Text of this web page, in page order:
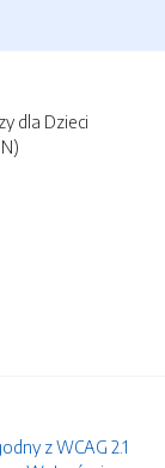
dla Dzieci
z WCAG 2.1